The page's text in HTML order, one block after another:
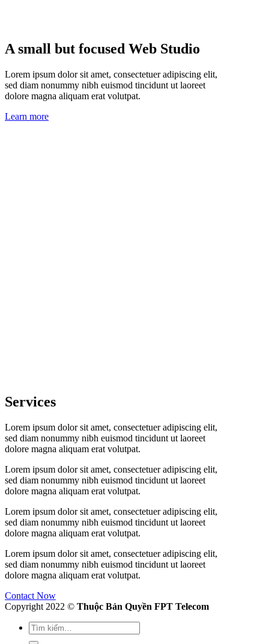
A small but focused Web Studio
Lorem ipsum dolor sit amet, consectetuer adipiscing elit,
sed diam nonummy nibh euismod tincidunt ut laoreet
dolore magna aliquam erat volutpat.
Learn more
Services
Lorem ipsum dolor sit amet, consectetuer adipiscing elit,
sed diam nonummy nibh euismod tincidunt ut laoreet
dolore magna aliquam erat volutpat.
Lorem ipsum dolor sit amet, consectetuer adipiscing elit,
sed diam nonummy nibh euismod tincidunt ut laoreet
dolore magna aliquam erat volutpat.
Lorem ipsum dolor sit amet, consectetuer adipiscing elit,
sed diam nonummy nibh euismod tincidunt ut laoreet
dolore magna aliquam erat volutpat.
Lorem ipsum dolor sit amet, consectetuer adipiscing elit,
sed diam nonummy nibh euismod tincidunt ut laoreet
dolore magna aliquam erat volutpat.
Contact Now
Copyright 2022 © Thuộc Bản Quyền FPT Telecom